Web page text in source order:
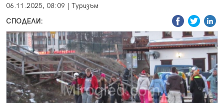
06.11.2025, 08:09 | Туризъм
СПОДЕЛИ: